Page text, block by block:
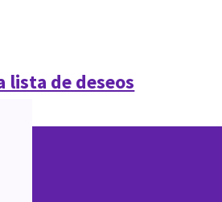
lista de deseos